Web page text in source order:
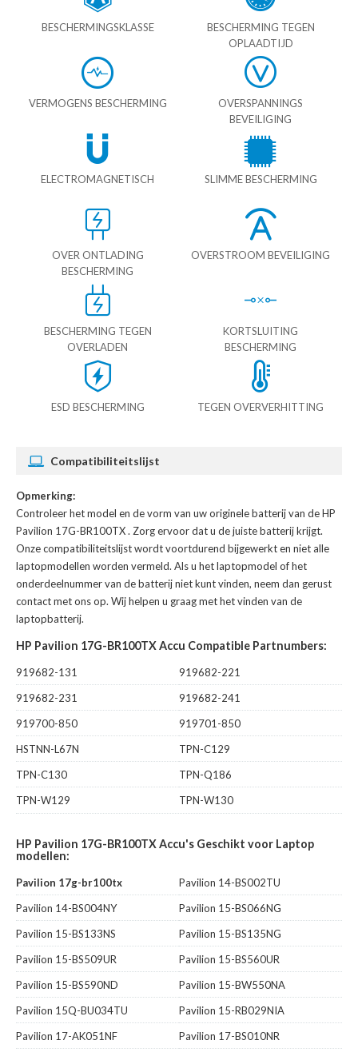
BESCHERMINGSKLASSE
BESCHERMING TEGEN
OPLAADTIJD
VERMOGENS BESCHERMING
OVERSPANNINGS
BEVEILIGING
ELECTROMAGNETISCH SLIMME BESCHERMING
OVER ONTLADING
BESCHERMING
OVERSTROOM BEVEILIGING
BESCHERMING TEGEN
OVERLADEN
KORTSLUITING
BESCHERMING
ESD BESCHERMING TEGEN OVERVERHITTING
Compatibiliteitslijst
Opmerking:
Controleer het model en de vorm van uw originele batterij van de HP
Pavilion 17G-BR100TX. Zorg ervoor dat u de juiste batterij krijgt.
Onze compatibiliteitslijst wordt voortdurend bijgewerkt en niet alle
laptopmodellen worden vermeld. Als u het laptopmodel of het
onderdeelnummer van de batterij niet kunt vinden, neem dan gerust
contact met ons op. Wij helpen u graag met het vinden van de
laptopbatterij.
HP Pavilion 17G-BR100TX Accu Compatible Partnumbers:
919682-131
919682-221
919682-231
919682-241
919700-850
919701-850
HSTNN-L67N
TPN-C129
TPN-C130
TPN-Q186
TPN-W129
TPN-W130
HP Pavilion 17G-BR100TX Accu's Geschikt voor Laptop
modellen:
Pavilion 17g-br100tx
Pavilion 14-BS002TU
Pavilion 14-BS004NY
Pavilion 15-BS066NG
Pavilion 15-BS133NS
Pavilion 15-BS135NG
Pavilion 15-BS509UR
Pavilion 15-BS560UR
Pavilion 15-BS590ND
Pavilion 15-BW550NA
Pavilion 15Q-BU034TU
Pavilion 15-RB029NIA
Pavilion 17-AK051NF
Pavilion 17-BS010NR